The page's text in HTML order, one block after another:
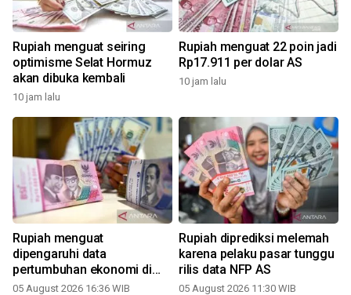
Rupiah menguat seiring
optimisme Selat Hormuz
akan dibuka kembali
10 jam lalu
Rupiah menguat 22 poin jadi
Rp17.911 per dolar AS
10 jam lalu
Rupiah menguat
dipengaruhi data
pertumbuhan ekonomi di
atas ekspektasi
05 August 2026 16:36 WIB
Rupiah diprediksi melemah
karena pelaku pasar tunggu
rilis data NFP AS
05 August 2026 11:30 WIB